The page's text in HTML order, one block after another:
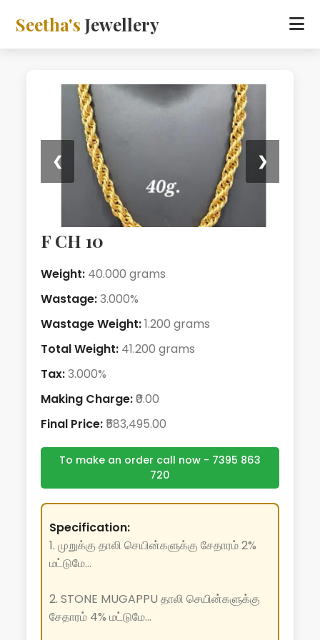
Seetha'sJewellery
❮ ❯
F CH 10
Weight: 40.000 grams
Wastage:3.000%
Wastage Weight:1.200 grams
Total Weight: 41.200 grams
Tax:3.000%
Making Charge:₹0.00
Final Price: ₹583,495.00
To make an order call now - 7395 863
720
Specification:
1. முறுக்கு தாலி செயின்களுக்கு சேதாரம் 2%
மட்டுமே...
2. STONE MUGAPPU தாலி செயின்களுக்கு
சேதாரம் 4% மட்டுமே...